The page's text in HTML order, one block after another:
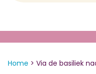
Home > Via de basiliek